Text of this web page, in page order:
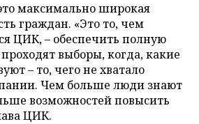
максимально широкая
граждан. «Это то, чем
ЦИК, – обеспечить полную
выборы, когда, какие
– то, чего не хватало
Чем больше люди знают
возможностей повысить
ЦИК.